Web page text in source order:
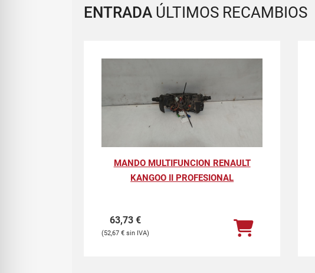
ENTRADA ÚLTIMOS RECAMBIOS
MANDO MULTIFUNCION RENAULT
KANGOO II PROFESIONAL
63,73 €
52,67 €